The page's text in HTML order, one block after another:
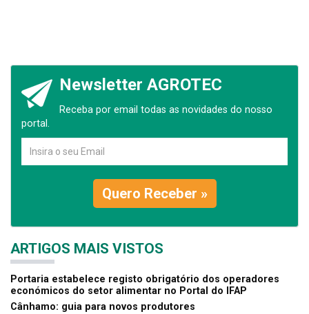
Newsletter AGROTEC
Receba por email todas as novidades do nosso
portal.
Quero Receber »
ARTIGOS MAIS VISTOS
Portaria estabelece registo obrigatório dos operadores
económicos do setor alimentar no Portal do IFAP
Cânhamo: guia para novos produtores